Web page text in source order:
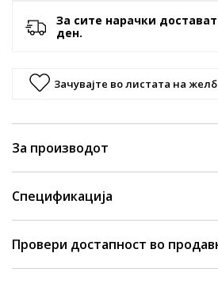
За сите нарачки
ден.
Зачувајте во листата на
За производот
Спецификација
Провери достапност во